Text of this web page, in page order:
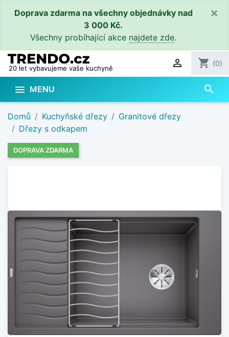
Doprava zdarma na všechny objednávky nad
3 000 Kč.
Všechny probíhající akce najdete zde.
×
20 let vybavujeme vaše kuchyně  shopping_cart (0)
 MENU search
Domů Kuchyňské dřezy
Granitové dřezy
Dřezy s odkapem
DOPRAVA ZDARMA